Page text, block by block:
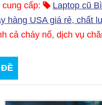
cấp:
Laptop cũ
hàng USA giá rẻ, chất
cả cháy nổ, dịch vụ
ĐỀ